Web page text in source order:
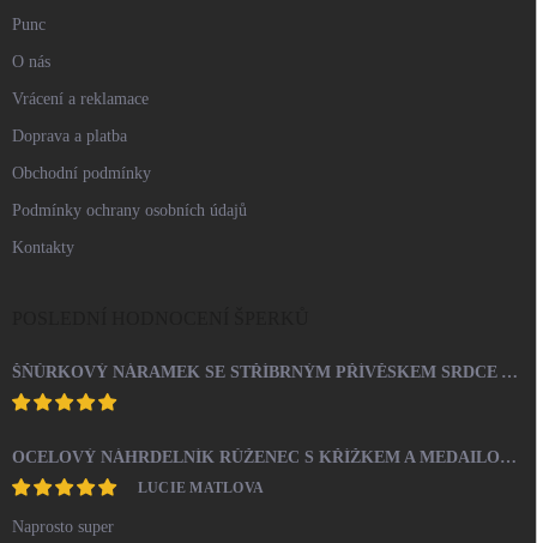
Punc
O nás
Vrácení a reklamace
Doprava a platba
Obchodní podmínky
Podmínky ochrany osobních údajů
Kontakty
ŠŇŮRKOVÝ NÁRAMEK SE STŘÍBRNÝM PŘÍVĚSKEM SRDCE A KRYSTALY SWAROVSKI CRYSTAL (STŘÍBRO 925/1000)
OCELOVÝ NÁHRDELNÍK RŮŽENEC S KŘÍŽKEM A MEDAILONEM
LUCIE MATLOVA
Naprosto super